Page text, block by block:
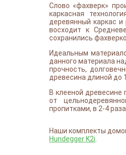
Слово «фахверк»
каркасная
деревянный каркас
восходит к
сохранились
Идеальным
данного материала
прочность,
древесина длиной до
В клееной древесине
от
пропитками, в 2-4
Наши комплекты
Hundegger K2i